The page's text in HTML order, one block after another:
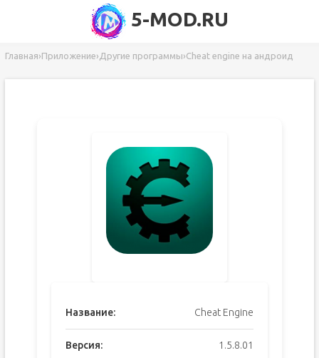
5-MOD.RU
Главная›Приложение› Другие программы›Cheat engine на андроид
Название: Cheat Engine
Версия: 1.5.8.01